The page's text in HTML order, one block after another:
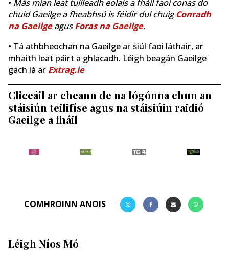
• Más mian leat tuilleadh eolais a fháil faoi conas do
chuid Gaeilge a fheabhsú is féidir dul chuigConradh
na GaeilgeagusForas na Gaeilge.
• Tá athbheochan na Gaeilge ar siúl faoi láthair, ar
mhaith leat páirt a ghlacadh. Léigh beagán Gaeilge
gach lá ar Extrag.ie
Cliceáil ar cheann de na lógónna chun an
stáisiún teilifíse agus na stáisiúin raidió
Gaeilge a fháil
COMHROINN ANOIS
Léigh Níos Mó